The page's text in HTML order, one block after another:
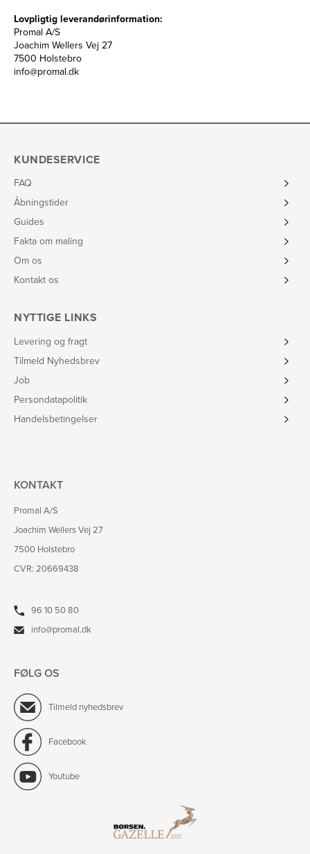
Lovpligtig leverandørinformation:
Promal A/S
Joachim Wellers Vej 27
7500 Holstebro
info@promal.dk
KUNDESERVICE
FAQ
Åbningstider
Guides
Fakta om maling
Om os
Kontakt os
NYTTIGE LINKS
Levering og fragt
Tilmeld Nyhedsbrev
Job
Persondatapolitik
Handelsbetingelser
KONTAKT
Promal A/S
Joachim Wellers Vej 27
7500 Holstebro
CVR: 20669438
96 10 50 80
info@promal.dk
FØLG OS
Tilmeld nyhedsbrev
Facebook
Youtube